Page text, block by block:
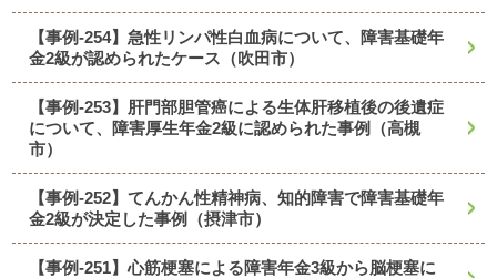
【事例-254】急性リンパ性白血病について、障害基礎年
金2級が認められたケース（吹田市）
【事例-253】肝門部胆管癌による生体肝移植後の後遺症
について、障害厚生年金2級に認められた事例（高槻
市）
【事例-252】てんかん性精神病、知的障害で障害基礎年
金2級が決定した事例（摂津市）
【事例-251】心筋梗塞による障害年金3級から脳梗塞に